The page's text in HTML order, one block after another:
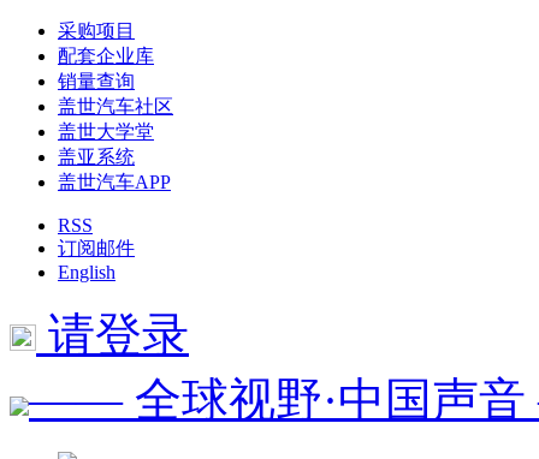
采购项目
配套企业库
销量查询
盖世汽车社区
盖世大学堂
盖亚系统
盖世汽车APP
RSS
订阅邮件
English
请登录
—— 全球视野·中国声